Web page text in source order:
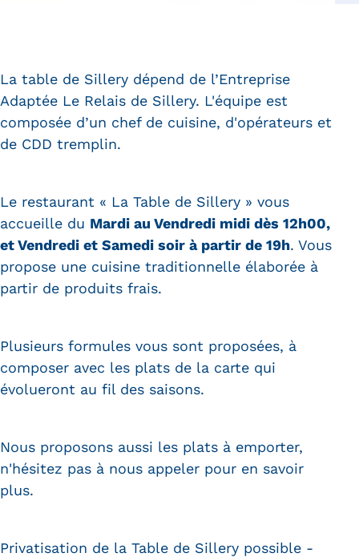
La table de Sillery dépend de l’Entreprise
Adaptée Le Relais de Sillery. L'équipe est
composée d’un chef de cuisine, d'opérateurs et
de CDD tremplin.
Le restaurant « La Table de Sillery » vous
accueille du Mardi au Vendredi midi dès 12h00,
et Vendredi et Samedi soir à partir de 19h. Vous
propose une cuisine traditionnelle élaborée à
partir de produits frais.
Plusieurs formules vous sont proposées, à
composer avec les plats de la carte qui
évolueront au fil des saisons.
Nous proposons aussi les plats à emporter,
n'hésitez pas à nous appeler pour en savoir
plus.
Privatisation de la Table de Sillery possible -